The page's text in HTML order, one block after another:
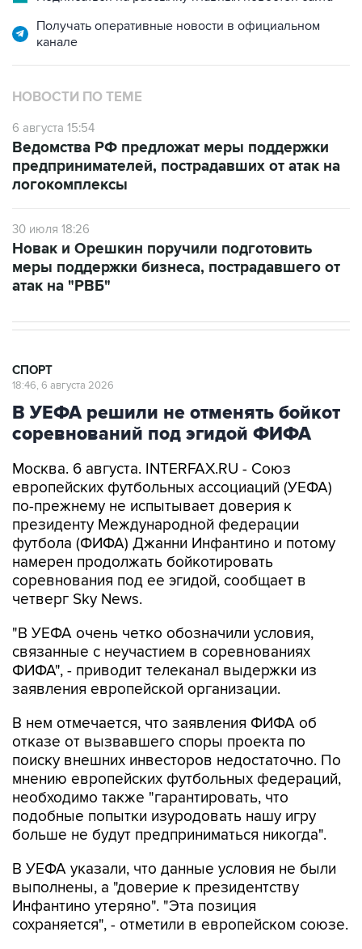
Получать оперативные новости в официальном
канале
НОВОСТИ ПО ТЕМЕ
6 августа 15:54
Ведомства РФ предложат меры поддержки
предпринимателей, пострадавших от атак на
логокомплексы
30 июля 18:26
Новак и Орешкин поручили подготовить
меры поддержки бизнеса, пострадавшего от
атак на "РВБ"
СПОРТ
18:46, 6 августа 2026
В УЕФА решили не отменять бойкот
соревнований под эгидой ФИФА
Москва. 6 августа. INTERFAX.RU - Союз
европейских футбольных ассоциаций (УЕФА)
по-прежнему не испытывает доверия к
президенту Международной федерации
футбола (ФИФА) Джанни Инфантино и потому
намерен продолжать бойкотировать
соревнования под ее эгидой, сообщает в
четверг Sky News.
"В УЕФА очень четко обозначили условия,
связанные с неучастием в соревнованиях
ФИФА", - приводит телеканал выдержки из
заявления европейской организации.
В нем отмечается, что заявления ФИФА об
отказе от вызвавшего споры проекта по
поиску внешних инвесторов недостаточно. По
мнению европейских футбольных федераций,
необходимо также "гарантировать, что
подобные попытки изуродовать нашу игру
больше не будут предприниматься никогда".
В УЕФА указали, что данные условия не были
выполнены, а "доверие к президентству
Инфантино утеряно". "Эта позиция
сохраняется", - отметили в европейском союзе.